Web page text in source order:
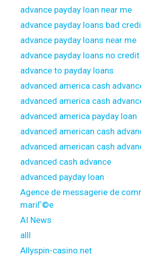
advance payday loan near me
advance payday loans bad
advance payday loans near me
advance payday loans no
advance to payday loans
advanced america cash
advanced america cash
advanced america payday loan
advanced american cash
advanced american cash
advanced cash advance
advanced payday loan
Agence de messagerie de
mariГ©e
AI News
alll
Allyspin-casino.net